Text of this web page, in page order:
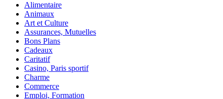
Alimentaire
Animaux
Art et Culture
Assurances, Mutuelles
Bons Plans
Cadeaux
Caritatif
Casino, Paris sportif
Charme
Commerce
Emploi, Formation